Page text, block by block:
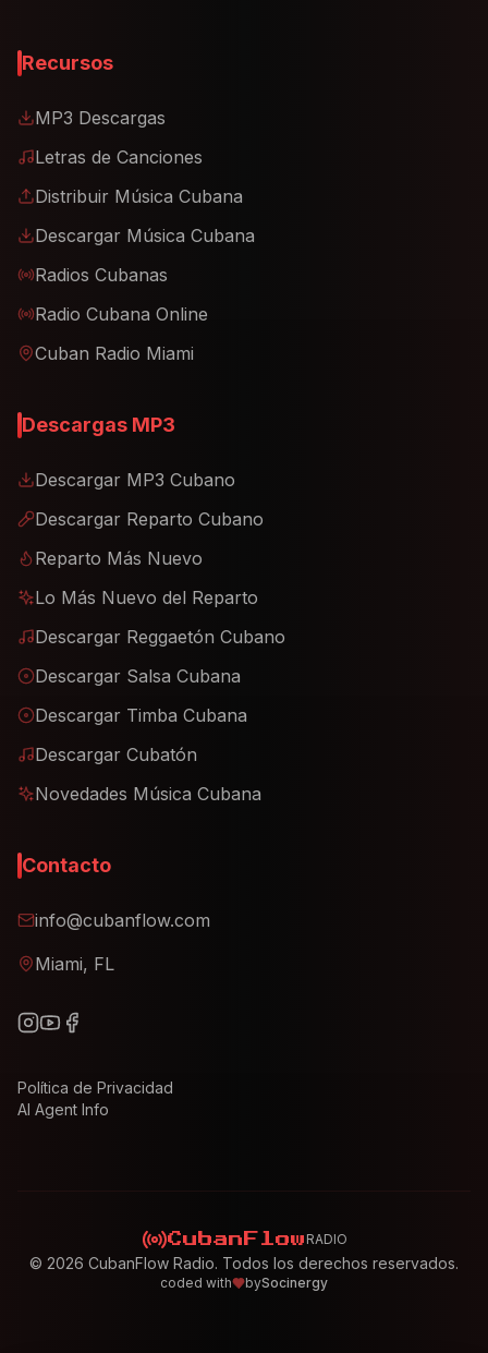
Recursos
MP3 Descargas
Letras de Canciones
Distribuir Música Cubana
Descargar Música Cubana
Radios Cubanas
Radio Cubana Online
Cuban Radio Miami
Descargas MP3
Descargar MP3 Cubano
Descargar Reparto Cubano
Reparto Más Nuevo
Lo Más Nuevo del Reparto
Descargar Reggaetón Cubano
Descargar Salsa Cubana
Descargar Timba Cubana
Descargar Cubatón
Novedades Música Cubana
Contacto
info@cubanflow.com
Miami, FL
Política de Privacidad
AI Agent Info
CubanFlow RADIO
© 2026 CubanFlow Radio. Todos los derechos reservados.
coded with bySocinergy